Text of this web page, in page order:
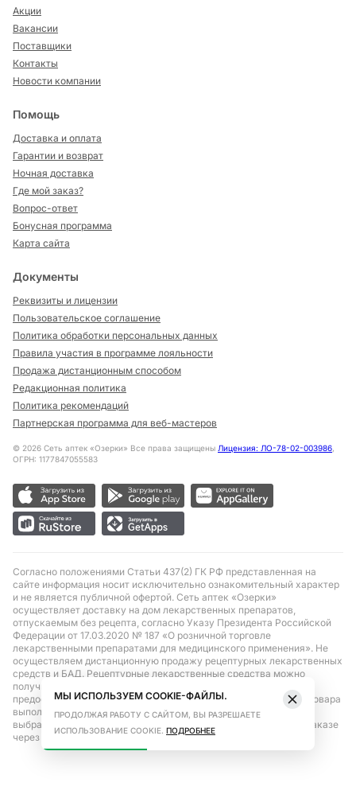
Акции
Вакансии
Поставщики
Контакты
Новости компании
Помощь
Доставка и оплата
Гарантии и возврат
Ночная доставка
Где мой заказ?
Вопрос-ответ
Бонусная программа
Карта сайта
Документы
Реквизиты и лицензии
Пользовательское соглашение
Политика обработки персональных данных
Правила участия в программе лояльности
Продажа дистанционным способом
Редакционная политика
Политика рекомендаций
Партнерская программа для веб-мастеров
© 2026 Сеть аптек «Озерки» Все права защищены Лицензия: ЛО-78-02-003986,
ОГРН: 1177847055583
Согласно положениями Статьи 437(2) ГК РФ представленная на
сайте информация носит исключительно ознакомительный характер
и не является публичной офертой. Сеть аптек «Озерки»
осуществляет доставку на дом лекарственных препаратов,
отпускаемым без рецепта, согласно Указу Президента Российской
Федерации от 17.03.2020 № 187 «О розничной торговле
лекарственными препаратами для медицинского применения». Не
осуществляем дистанционную продажу рецептурных лекарственных
средств и БАД. Рецептурные лекарственные средства можно
получить только при помощи самовывоза в аптеке при
предоставлении рецепта, выписанного врачом. Бронирование товара
выполняется при условиях последующего выкупа заказа в
выбранном аптечном пункте. Цена действительна только при заказе
через сайт.
МЫ ИСПОЛЬЗУЕМ COOKIE-ФАЙЛЫ.
ПРОДОЛЖАЯ РАБОТУ С САЙТОМ, ВЫ РАЗРЕШАЕТЕ
ИСПОЛЬЗОВАНИЕ COOKIE. ПОДРОБНЕЕ